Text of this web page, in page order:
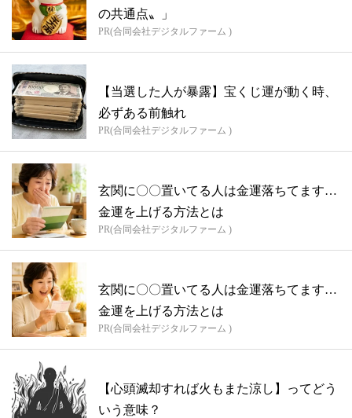
の共通点〟」
PR(合同会社デジタルファーム )
【当選した人が暴露】宝くじ運が動く時、
必ずある前触れ
PR(合同会社デジタルファーム )
玄関に〇〇置いてる人は金運落ちてます…
金運を上げる方法とは
PR(合同会社デジタルファーム )
玄関に〇〇置いてる人は金運落ちてます…
金運を上げる方法とは
PR(合同会社デジタルファーム )
【心頭滅却すれば火もまた涼し】ってどう
いう意味？